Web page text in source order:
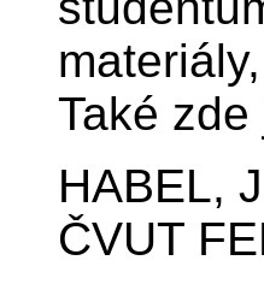
Také
HABEL,
ČVUT